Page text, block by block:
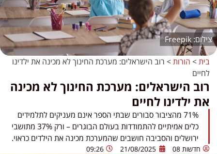
Freepik
בית> הורות> רוב הישראלים: מערכת החינוך לא מכינה את ילדינו
לחיים
רוב הישראלים: מערכת החינוך לא מכינה
את ילדינו לחיים
71% מהציבור סבורים שבתי הספר אינם מעניקים לתלמידים
כלים אמיתיים להתמודדות בעולם הבוגרים – ורק 37% מתושבי
ירושלים והסביבה חושבים שהמערכת מכינה את הילדים כראוי.
חדשות 08 21/08/2025
09:26